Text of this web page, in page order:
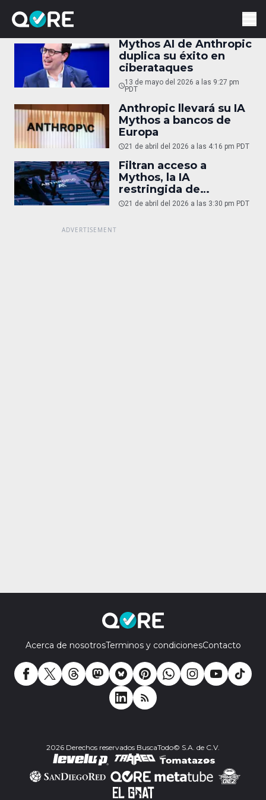
Mythos AI de Anthropic
duplica su éxito en
ciberataques
13 de mayo del 2026 a las 9:27 pm
PDT
Anthropic llevará su IA
Mythos a bancos de
Europa
21 de abril del 2026 a las 4:16 pm PDT
Filtran acceso a
Mythos, la IA
restringida de
Anthropic
21 de abril del 2026 a las 3:30 pm PDT
Acerca de nosotrosTerminos y condicionesContacto
2026 Derechos reservados BuscaTodo© S.A. de C.V.